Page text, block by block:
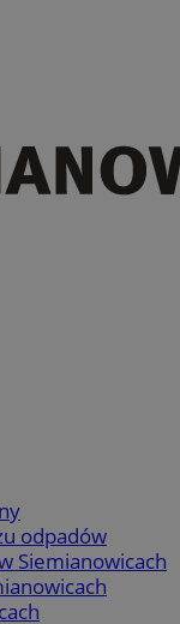
odpadów
Siemianowicach